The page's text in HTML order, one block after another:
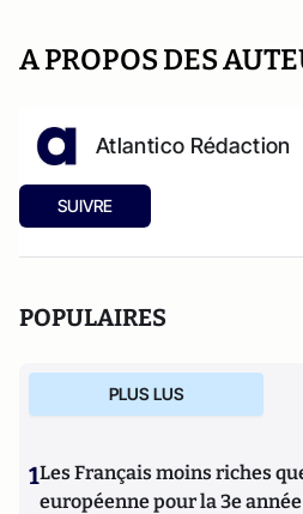
A PROPOS DES
Atlantico Rédaction
SUIVRE
POPULAIRES
PLUS LUS
1Les Français moins riches
européenne pour la 3e